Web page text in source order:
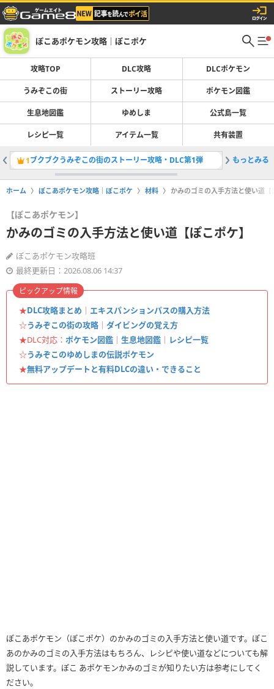
ぽこあポケモン攻略｜ぽこポケ
攻略TOP DLC攻略 DLCポケモン
うみぞこの街 ストーリー攻略 ポケモン図鑑
生息地図鑑 ゆめしま 公式島一覧
レシピ一覧 アイテム一覧 共有装置
1ブクブクうみぞこの街のストーリー攻略・DLC第1弾 2アイテ
もっとみる
ホーム ぽこあポケモン攻略｜ぽこポケ 材料 かみのゴミの入手方法と使い道【
【ぽこあポケモン】
かみのゴミの入手方法と使い道【ぽこポケ】
ぽこあポケモン攻略班
最終更新日：2026.08.06 14:37
★DLC攻略まとめ ｜ エキスパンションパスの購入方法
☆うみぞこの街の攻略 ｜ ダイビングの覚え方
★DLC対応： ポケモン図鑑 ｜ 生息地図鑑 ｜ レシピ一覧
☆うみぞこのゆめしまの伝説ポケモン
★無料アップデートと有料DLCの違い・できること
ピックアップ情報
ぽこあポケモン（ぽこポケ）のかみのゴミの入手方法と使い道です。ぽこ
あのかみのゴミの入手方法はもちろん、レシピや使い道などについても解
説しています。ぽこ あポケモンかみのゴミが知りたい方は参考にしてく
ださい。